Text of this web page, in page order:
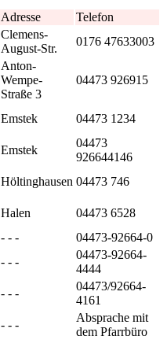
Adresse
Telefon
Clemens-
August-Str.
0176 47633003
Anton-
Wempe-
Straße 3
04473 926915
Emstek
04473 1234
Emstek
04473
926644146
Höltinghausen 04473 746
Halen
04473 6528
- - -
04473-92664-0
- - -
04473-92664-
4444
- - -
04473/92664-
4161
- - -
Absprache mit
dem Pfarrbüro